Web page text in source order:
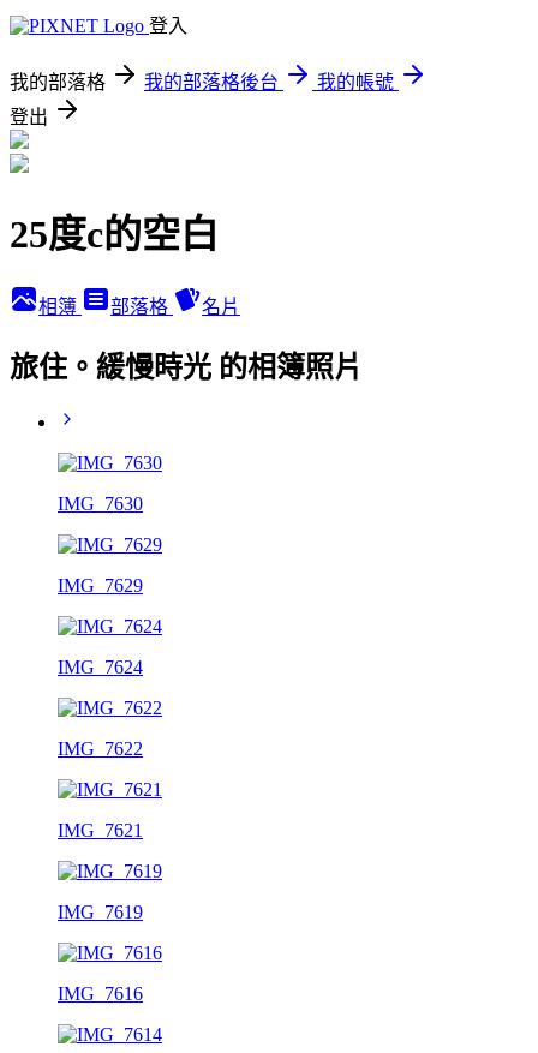
登入
我的部落格 我的部落格後台
我的帳號
登出
25度c的空白
相簿 部落格 名片
旅住。緩慢時光 的相簿照片
IMG_7630
IMG_7629
IMG_7624
IMG_7622
IMG_7621
IMG_7619
IMG_7616